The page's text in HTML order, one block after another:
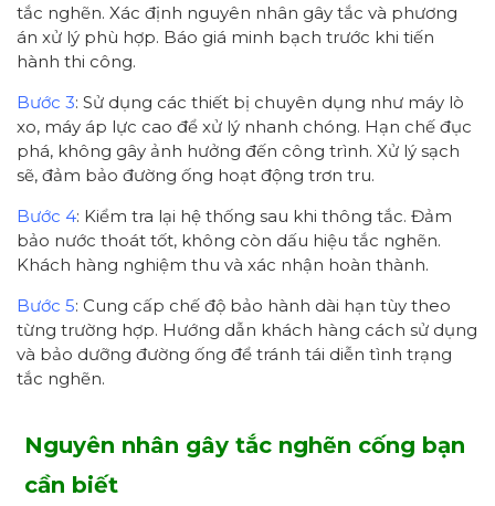
tắc nghẽn. Xác định nguyên nhân gây tắc và phương
án xử lý phù hợp. Báo giá minh bạch trước khi tiến
hành thi công.
Bước 3: Sử dụng các thiết bị chuyên dụng như máy lò
xo, máy áp lực cao để xử lý nhanh chóng. Hạn chế đục
phá, không gây ảnh hưởng đến công trình. Xử lý sạch
sẽ, đảm bảo đường ống hoạt động trơn tru.
Bước 4: Kiểm tra lại hệ thống sau khi thông tắc. Đảm
bảo nước thoát tốt, không còn dấu hiệu tắc nghẽn.
Khách hàng nghiệm thu và xác nhận hoàn thành.
Bước 5: Cung cấp chế độ bảo hành dài hạn tùy theo
từng trường hợp. Hướng dẫn khách hàng cách sử dụng
và bảo dưỡng đường ống để tránh tái diễn tình trạng
tắc nghẽn.
Nguyên nhân gây tắc nghẽn cống bạn
cần biết